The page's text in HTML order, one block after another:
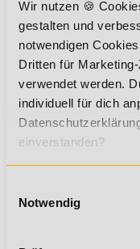
Wir nutzen 🍪
gestalten und
notwendigen
Dritten für
verwendet werden.
individuell für dich
einverstanden?
Notwendig
STAATLICHE
geprüft und
entsprechende
dein angestrebtes
Von der Qualität